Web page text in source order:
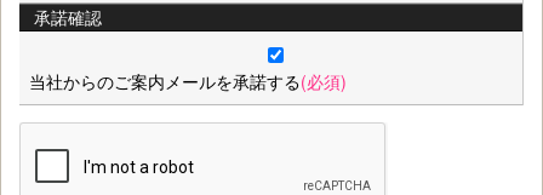
承諾確認
当社からのご案内メールを承諾する(必須)